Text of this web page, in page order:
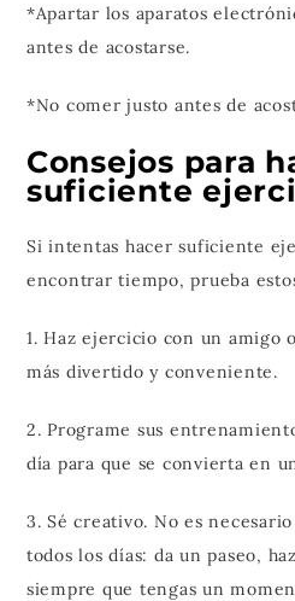
*Apartar los aparatos
antes de acostarse.
*No comer justo antes de
Consejos para
suficiente
Si intentas hacer suficiente
encontrar tiempo, prueba
1. Haz ejercicio con un amigo
más divertido y conveniente.
2. Programe sus
día para que se convierta en
3. Sé creativo. No es
todos los días: da un paseo,
siempre que tengas un